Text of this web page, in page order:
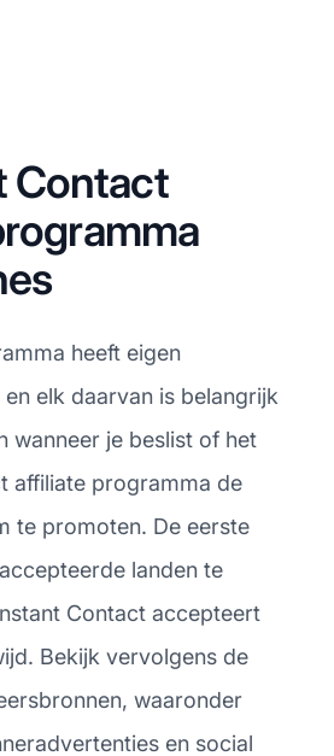
Contact
heeft eigen
elk daarvan is belangrijk
wanneer je beslist of het
affiliate programma de
te promoten. De eerste
landen te
Contact accepteert
Bekijk vervolgens de
waaronder
en social